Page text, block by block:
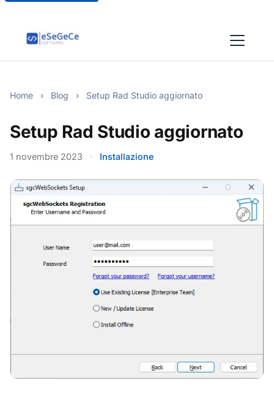
Home › Blog › Setup Rad Studio aggiornato
Setup Rad Studio aggiornato
1 novembre 2023 · Installazione